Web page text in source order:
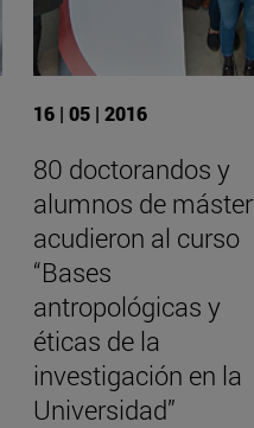
16 | 05 | 2016
80 doctorandos y
alumnos de máster
acudieron al curso
“Bases
antropológicas y
éticas de la
investigación en la
Universidad”